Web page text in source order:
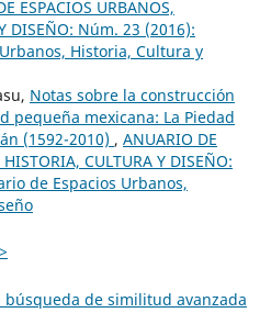
ESPACIOS URBANOS,
DISEÑO: Núm. 23 (2016):
Historia, Cultura y
Notas sobre la construcción
pequeña mexicana: La Piedad
(1592-2010) , ANUARIO DE
CULTURA Y DISEÑO:
de Espacios Urbanos,
de similitud avanzada